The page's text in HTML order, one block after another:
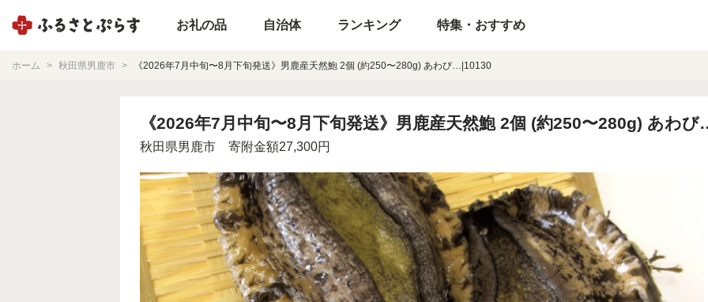
お礼の品 自治体 ランキング 特集・おすすめ
ホーム 秋田県男鹿市 《2026年7月中旬〜8月下旬発送》男鹿産天然鮑 2個 (約250〜280g) あわび…|10130
《2026年7月中旬〜8月下旬発送》男鹿産天然鮑 2個 (約250〜280g) あわ
秋田県男鹿市 寄附金額27,300円